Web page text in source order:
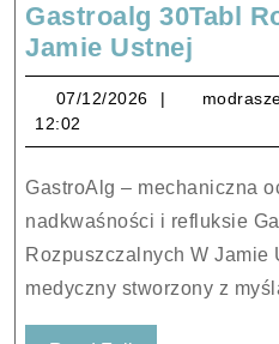
Gastroalg 30Tabl
Jamie Ustnej
30Tabl
W
Ustnej
07/12/2026 07/12/2026
12:02
GastroAlg – mechaniczna ochrona przy
nadkwaśności i refluksie
Rozpuszczalnych W Jamie
medyczny stworzony z